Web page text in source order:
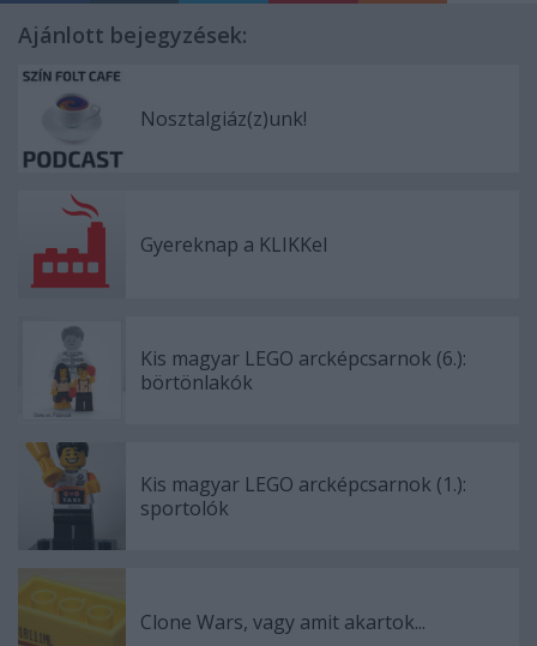
Ajánlott bejegyzések:
Nosztalgiáz(z)unk!
Gyereknap a KLIKKel
Kis magyar LEGO arcképcsarnok (6.):
börtönlakók
Kis magyar LEGO arcképcsarnok (1.):
sportolók
Clone Wars, vagy amit akartok...